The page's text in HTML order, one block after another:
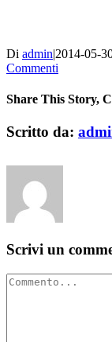
Di admin|2014-05-
Commenti
Share This Story,
Facebook
X
Reddit
LinkedIn
WhatsApp
Tumblr
Pinterest
Vk
Email
Scritto da:
Scrivi un
Commento